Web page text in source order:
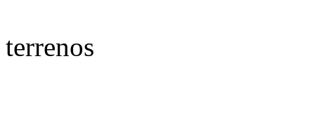
terrenos